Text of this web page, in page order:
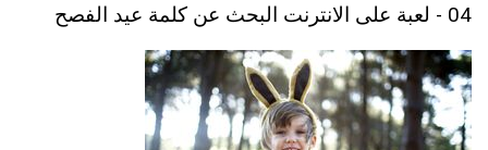
04 - لعبة على الانترنت البحث عن كلمة عيد الفصح